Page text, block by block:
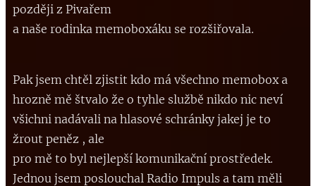
později z Pivařem
a naše rodinka memoboxáku se rozšiřovala.
Pak jsem chtěl zjistit kdo má všechno memobox a
hrozně mě štvalo že o tyhle službě nikdo nic neví
všichni nadávali na hlasové schránky jakej je to
žrout peněz , ale
pro mě to byl nejlepší komunikační prostředek.
Jednou jsem poslouchal Radio Impuls a tam měli